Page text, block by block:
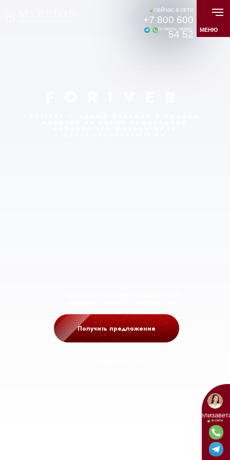
Получить предложение
в сети
МЕНЮ
+7 800 600
54 52
оставить заявку
cейчас в сети